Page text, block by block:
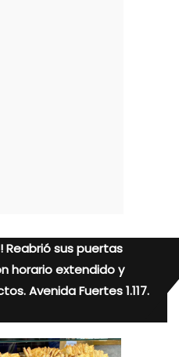
Reabrió sus puertas
horario extendido y
Avenida Fuertes 1.117.